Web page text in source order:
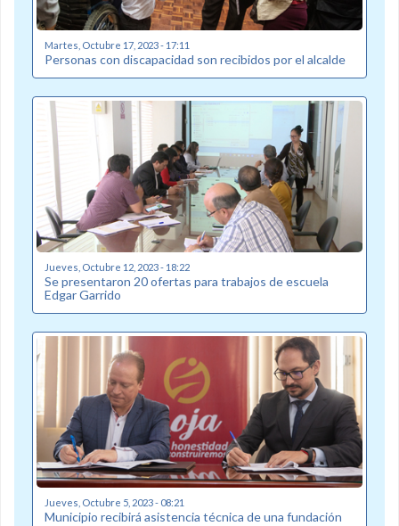
Martes, Octubre 17, 2023 - 17:11
Personas con discapacidad son recibidos por el alcalde
Jueves, Octubre 12, 2023 - 18:22
Se presentaron 20 ofertas para trabajos de escuela
Edgar Garrido
Jueves, Octubre 5, 2023 - 08:21
Municipio recibirá asistencia técnica de una fundación